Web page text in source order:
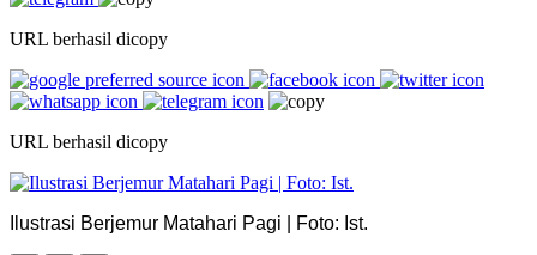
URL berhasil dicopy
URL berhasil dicopy
Ilustrasi Berjemur Matahari Pagi | Foto: Ist.